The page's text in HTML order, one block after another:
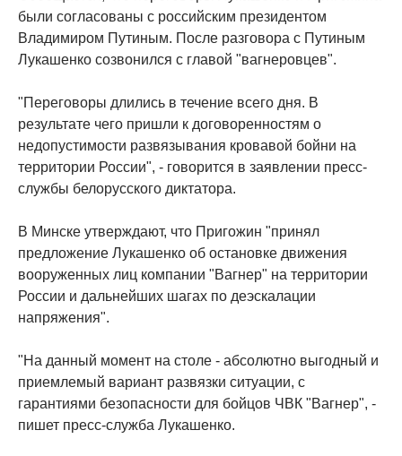
были согласованы с российским президентом
Владимиром Путиным. После разговора с Путиным
Лукашенко созвонился с главой "вагнеровцев".
"Переговоры длились в течение всего дня. В
результате чего пришли к договоренностям о
недопустимости развязывания кровавой бойни на
территории России", - говорится в заявлении пресс-
службы белорусского диктатора.
В Минске утверждают, что Пригожин "принял
предложение Лукашенко об остановке движения
вооруженных лиц компании "Вагнер" на территории
России и дальнейших шагах по деэскалации
напряжения".
"На данный момент на столе - абсолютно выгодный и
приемлемый вариант развязки ситуации, с
гарантиями безопасности для бойцов ЧВК "Вагнер", -
пишет пресс-служба Лукашенко.